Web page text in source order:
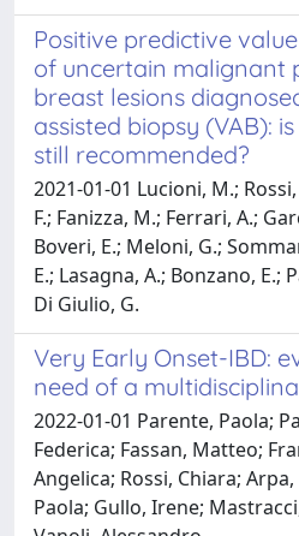
Positive predictive
of uncertain malignant
breast lesions
assisted biopsy (VAB):
still recommended?
2021-01-01 Lucioni, M.;
F.; Fanizza, M.; Ferrari, A.;
Boveri, E.; Meloni, G.;
E.; Lasagna, A.; Bonzano, E.;
Di Giulio, G.
Very Early Onset-IBD:
need of a
2022-01-01 Parente, Paola;
Federica; Fassan, Matteo;
Angelica; Rossi, Chiara;
Paola; Gullo, Irene;